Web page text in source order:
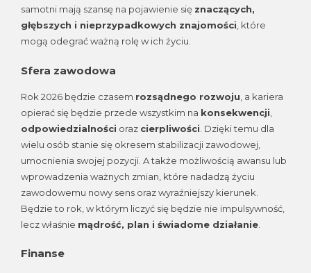
samotni mają szansę na pojawienie się znaczących,
głębszych i nieprzypadkowych znajomości, które
mogą odegrać ważną rolę w ich życiu.
Sfera zawodowa
Rok 2026 będzie czasem rozsądnego rozwoju , a kariera
opierać się będzie przede wszystkim na konsekwencji
odpowiedzialności oraz cierpliwości . Dzięki temu dla
wielu osób stanie się okresem stabilizacji zawodowej,
umocnienia swojej pozycji. A także możliwością awansu lub
wprowadzenia ważnych zmian, które nadadzą życiu
zawodowemu nowy sens oraz wyraźniejszy kierunek.
Będzie to rok, w którym liczyć się będzie nie impulsywność,
lecz właśnie mądrość, plan i świadome działanie
Finanse